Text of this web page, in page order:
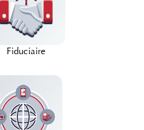
Fiduciaire